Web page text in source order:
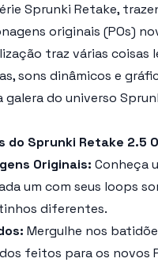
Sprunki Retake,
originais (POs)
traz várias coisas
sons dinâmicos e
galera do universo
Sprunki Retake 2.5
Originais: Conheça
um com seus loops
diferentes.
Mergulhe nos
feitos para os novos